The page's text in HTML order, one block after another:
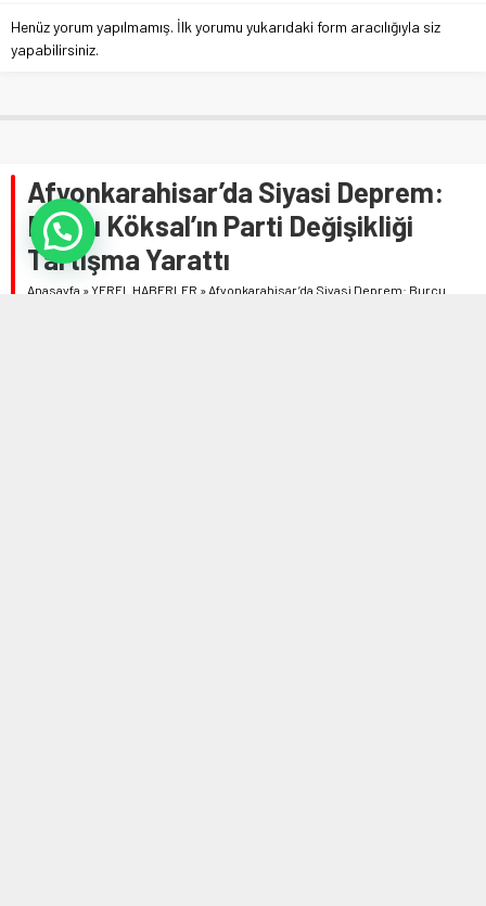
Henüz yorum yapılmamış. İlk yorumu yukarıdaki form aracılığıyla siz
yapabilirsiniz.
Afyonkarahisar’da Siyasi Deprem:
Burcu Köksal’ın Parti Değişikliği
Tartışma Yarattı
Anasayfa »YEREL HABERLER »Afyonkarahisar’da Siyasi Deprem: Burcu